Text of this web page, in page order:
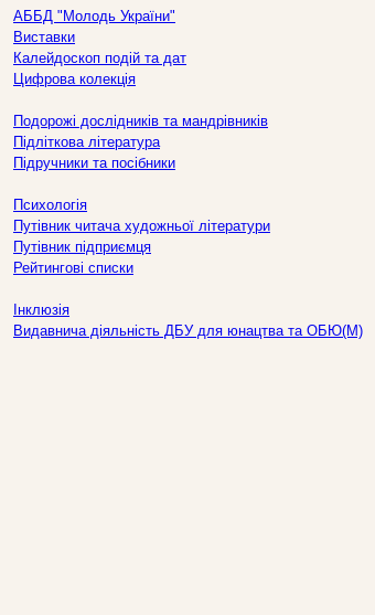
АББД "Молодь України"
Виставки
Калейдоскоп подій та дат
Цифрова колекція
Подорожі дослідників та мандрівників
Підліткова література
Підручники та посібники
Психологія
Путівник читача художньої літератури
Путівник підприємця
Рейтингові списки
Інклюзія
Видавнича діяльність ДБУ для юнацтва та ОБЮ(М)